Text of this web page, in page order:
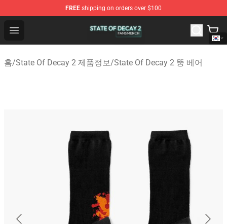
FREE shipping on orders over $100
Open menu
State Of Decay 2 Shop - Official State Of Decay 2
홈/State Of Decay 2 제품정보/State Of Decay 2 뚱 베어